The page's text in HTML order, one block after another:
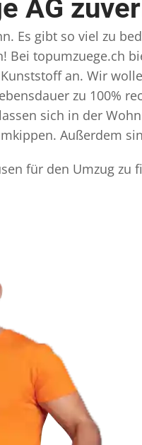
AG
Es gibt so viel zu
Bei topumzuege.ch
an. Wir
zu 100%
sich in der
Außerdem
für den Umzug zu